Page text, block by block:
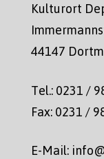
Kulturort
44147
Tel.: 0231 /
Fax: 0231 /
E-Mail: